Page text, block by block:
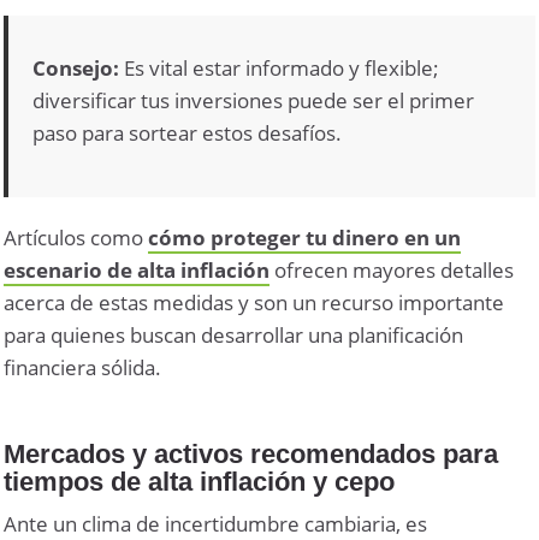
Consejo: Es vital estar informado y flexible;
diversificar tus inversiones puede ser el primer
paso para sortear estos desafíos.
Artículos comocómo proteger tu dinero en un
escenario de alta inflación ofrecen mayores detalles
acerca de estas medidas y son un recurso importante
para quienes buscan desarrollar una planificación
financiera sólida.
Mercados y activos recomendados para
tiempos de alta inflación y cepo
Ante un clima de incertidumbre cambiaria, es